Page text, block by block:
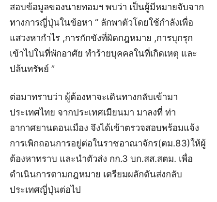
สอบข้อมูลของนายทอมฯ พบว่า เป็นผู้มีหมายจับจาก
ทางการญี่ปุ่นในข้อหา “ ลักพาตัวโดยใช้กำลังเพื่อ
แสวงหากำไร ,การกักขังที่ผิดกฎหมาย ,การบุกรุก
เข้าไปในที่พักอาศัย ทำร้ายบุคคลในที่เกิดเหตุ และ
ปล้นทรัพย์ ”
ต่อมาทราบว่า ผู้ต้องหาจะเดินทางกลับเข้ามา
ประเทศไทย จากประเทศเมียนมา มาลงที่ ท่า
อากาศยานดอนเมือง จึงได้เข้าตรวจสอบพร้อมแจ้ง
การเพิกถอนการอยู่ต่อในราชอาณาจักร(ตม.83)ให้ผู้
ต้องหาทราบ และนำตัวส่ง กก.3 บก.สส.สตม. เพื่อ
ดำเนินการตามกฎหมาย เตรียมผลักดันส่งกลับ
ประเทศญี่ปุ่นต่อไป